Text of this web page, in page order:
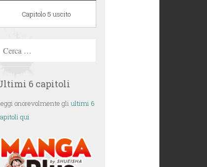
Capitolo 5 uscito
6 capitoli
onorevolmente gliultimi 6
qui